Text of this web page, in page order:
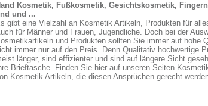
Kosmetik, Fußkosmetik, Gesichtskosmetik,
und ...
gibt eine Vielzahl an Kosmetik Artikeln, Produkten für
für Männer und Frauen, Jugendliche. Doch bei der
und Produkten sollten Sie immer auf hohe
immer nur auf den Preis. Denn Qualitativ hochwertige
länger, sind effizienter und sind auf längere Sicht
Brieftasche. Finden Sie hier auf unseren Seiten
Kosmetik Artikeln, die diesen Ansprüchen gerecht